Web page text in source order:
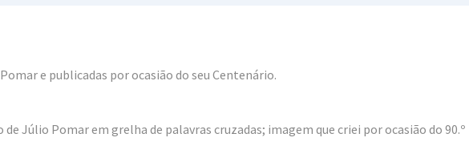
e publicadas por ocasião do seu Centenário.
Júlio Pomar em grelha de palavras cruzadas; imagem que criei por ocasião do 90.º